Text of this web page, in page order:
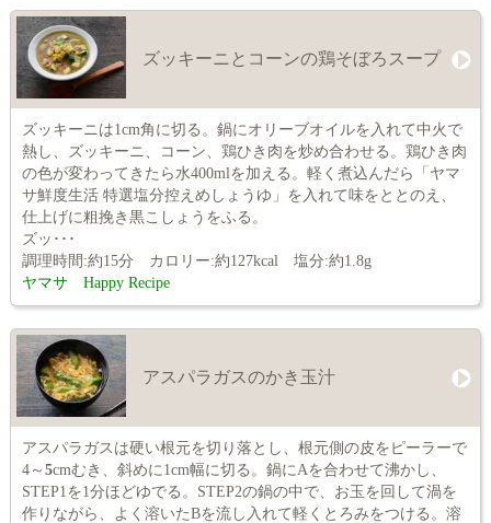
ズッキーニとコーンの鶏そぼろスープ
ズッキーニは1cm角に切る。鍋にオリーブオイルを入れて中火で
熱し、ズッキーニ、コーン、鶏ひき肉を炒め合わせる。鶏ひき肉
の色が変わってきたら水400mlを加える。軽く煮込んだら「ヤマ
サ鮮度生活 特選塩分控えめしょうゆ」を入れて味をととのえ、
仕上げに粗挽き黒こしょうをふる。
ズッ･･･
調理時間:約15分 カロリー:約127kcal 塩分:約1.8g
ヤマサ Happy Recipe
アスパラガスのかき玉汁
アスパラガスは硬い根元を切り落とし、根元側の皮をピーラーで
4～ 5cmむき、斜めに1cm幅に切る。鍋にAを合わせて沸かし、
STEP1を1分ほどゆでる。STEP2の鍋の中で、お玉を回して渦を
作りながら、よく溶いたBを流し入れて軽くとろみをつける。溶